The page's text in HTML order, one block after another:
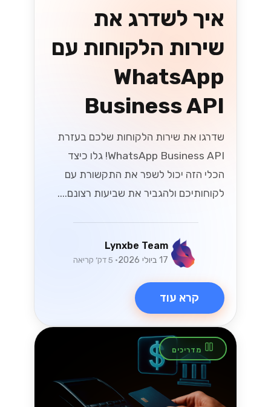
איך לשדרג את
שירות הלקוחות עם
WhatsApp
Business API
שדרגו את שירות הלקוחות שלכם בעזרת
WhatsApp Business API! גלו כיצד
הכלי הזה יכול לשפר את התקשורת עם
לקוחותיכם ולהגביר את שביעות רצונם....
Lynxbe Team
17 ביולי 2026 • 5 דק׳ קריאה
קרא עוד
מדריכים